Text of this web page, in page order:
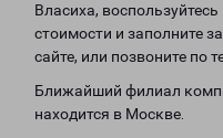
Власиха,
стоимости и заполните
сайте, или позвоните по
Ближайший филиал
находится в Москве.